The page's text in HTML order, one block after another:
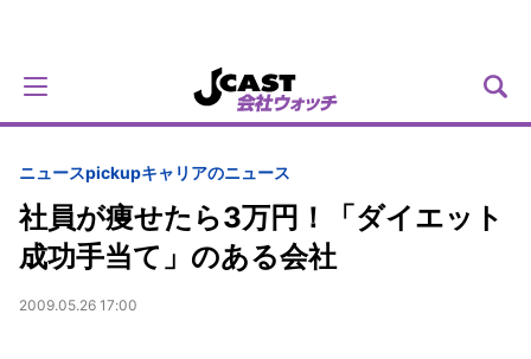
ニュースpickupキャリアのニュース
社員が痩せたら3万円！「ダイエット
成功手当て」のある会社
2009.05.26 17:00